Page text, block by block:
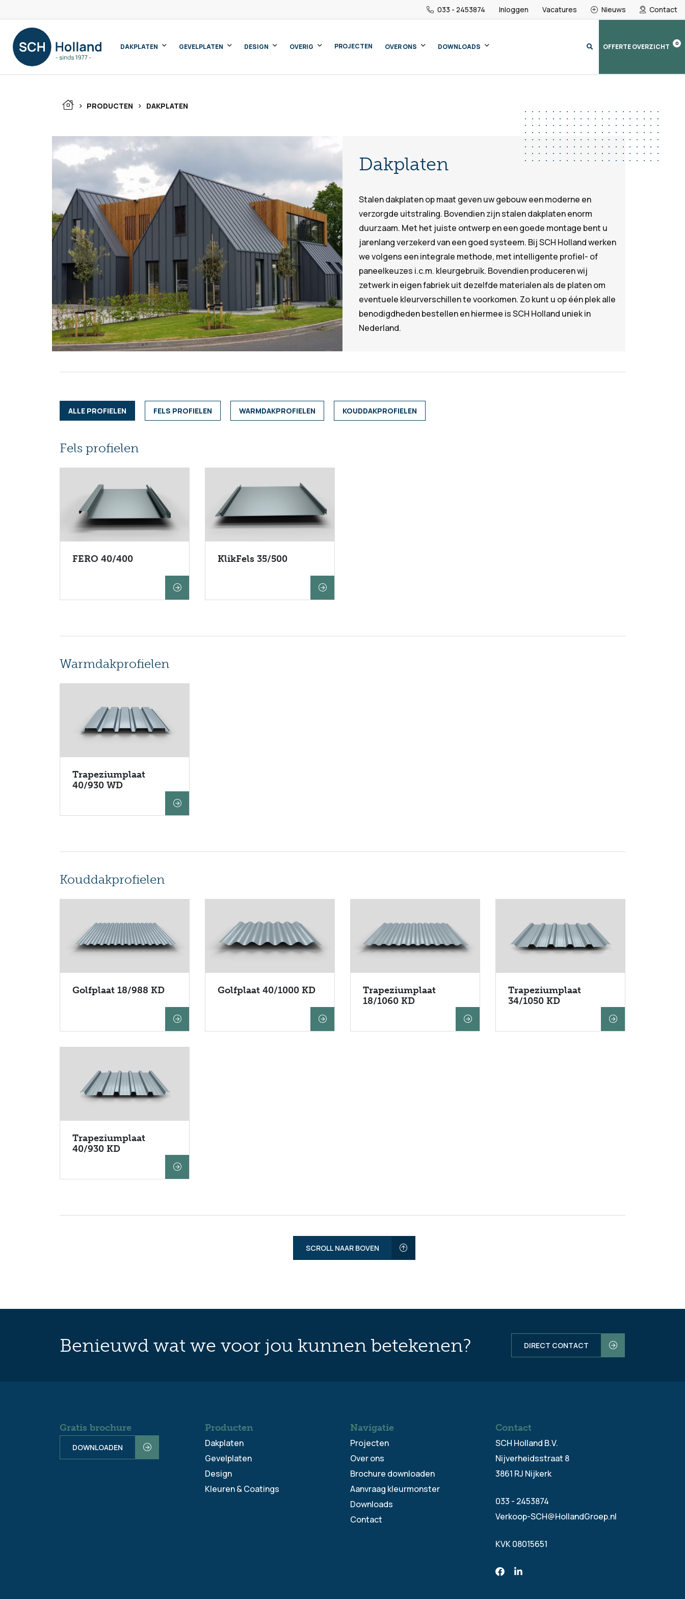
033 - 2453874 Inloggen Vacatures Nieuws Contact
DAKPLATEN GEVELPLATEN DESIGN OVERIG PROJECTEN OVER ONS DOWNLOADS OFFERTE OVERZICHT 0
> PRODUCTEN > DAKPLATEN
Dakplaten
Stalen dakplaten op maat geven uw gebouw een moderne en
verzorgde uitstraling. Bovendien zijn stalen dakplaten enorm
duurzaam. Met het juiste ontwerp en een goede montage bent u
jarenlang verzekerd van een goed systeem. Bij SCH Holland werken
we volgens een integrale methode, met intelligente profiel- of
paneelkeuzes i.c.m. kleurgebruik. Bovendien produceren wij
zetwerk in eigen fabriek uit dezelfde materialen als de platen om
eventuele kleurverschillen te voorkomen. Zo kunt u op één plek alle
benodigdheden bestellen en hiermee is SCH Holland uniek in
Nederland.
ALLE PROFIELEN FELS PROFIELEN WARMDAKPROFIELEN KOUDDAKPROFIELEN
Fels profielen
FERO 40/400 KlikFels 35/500
Warmdakprofielen
Trapeziumplaat
40/930 WD
Kouddakprofielen
Golfplaat 18/988 KD Golfplaat 40/1000 KD
Trapeziumplaat
18/1060 KD
Trapeziumplaat
34/1050 KD
Trapeziumplaat
40/930 KD
SCROLL NAAR BOVEN
Benieuwd wat we voor jou kunnen betekenen? DIRECT CONTACT
Gratis brochure
DOWNLOADEN
Producten
Dakplaten
Gevelplaten
Design
Kleuren & Coatings
Navigatie
Projecten
Over ons
Brochure downloaden
Aanvraag kleurmonster
Downloads
Contact
Contact
SCH Holland B.V.
Nijverheidsstraat 8
3861 RJ Nijkerk
033 - 2453874
Verkoop-SCH@HollandGroep.nl
KVK 08015651
Waar bent u naar op zoek?
ZOEKEN